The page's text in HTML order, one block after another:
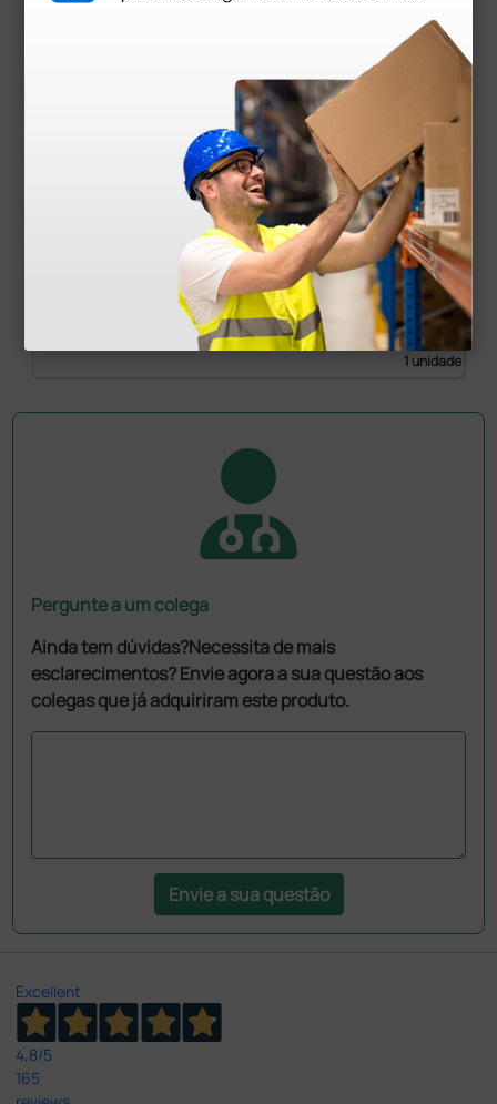
Otoscópio Heine Mini 3000® F.O. LED - com cabo
a pilhas e estojo - preto
254,00 €
1 unidade
Pergunte a um colega
Ainda tem dúvidas?Necessita de mais
esclarecimentos? Envie agora a sua questão aos
colegas que já adquiriram este produto.
Envie a sua questão
Excellent
4,8/5
165